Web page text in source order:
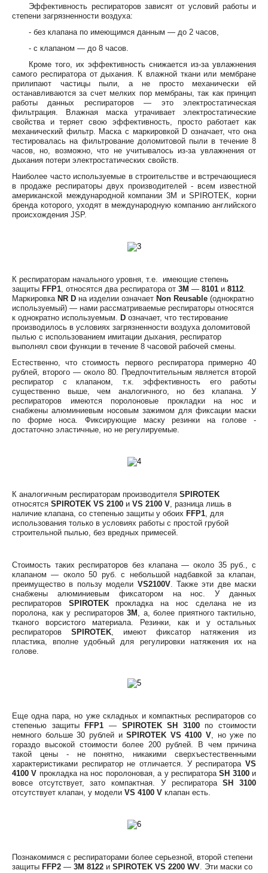
Эффективность респираторов зависят от условий работы и
степени загрязненности воздуха:
- без клапана по имеющимся данным — до 2 часов,
- с клапаном — до 8 часов.
Кроме того, их эффективность снижается из-за увлажнения
самого респиратора от дыхания. К влажной ткани или мембране
прилипают частицы пыли, а не просто механически ей
останавливаются за счет мелких пор мембраны, так как принцип
работы данных респираторов — это электростатическая
фильтрация. Влажная маска утрачивает электростатические
свойства и теряет свою эффективность, просто работает как
механический фильтр. Маска с маркировкой D означает, что она
тестировалась на фильтрование доломитовой пыли в течение 8
часов, но, возможно, что не учитывалось из-за увлажнения от
дыхания потери электростатических свойств.
Наиболее часто используемые в строительстве и встречающиеся
в продаже респираторы двух производителей - всем известной
американской международной компании 3М и SPIROTEK, корни
бренда которого, уходят в международную компанию английского
происхождения JSP.
К респираторам начального уровня, т.е. имеющие степень
защиты FFP1, относятся два респиратора от 3M — 8101 и 8112.
Маркировка NR D на изделии означает Non Reusable (однократно
используемый) — нами рассматриваемые респираторы относятся
к однократно используемым. D означает, что тестирование
производилось в условиях загрязненности воздуха доломитовой
пылью с использованием имитации дыхания, респиратор
выполнял свои функции в течение 8 часовой рабочей смены.
Естественно, что стоимость первого респиратора примерно 40
рублей, второго — около 80. Предпочтительным является второй
респиратор с клапаном, т.к. эффективность его работы
существенно выше, чем аналогичного, но без клапана. У
респираторов имеются поролоновые прокладки на нос и
снабжены алюминиевым носовым зажимом для фиксации маски
по форме носа. Фиксирующие маску резинки на голове -
достаточно эластичные, но не регулируемые.
К аналогичным респираторам производителя SPIROTEK
относятся SPIROTEK VS 2100 и VS 2100 V, разница лишь в
наличие клапана, со степенью защиты у обоих FFP1, для
использования только в условиях работы с простой грубой
строительной пылью, без вредных примесей.
Стоимость таких респираторов без клапана — около 35 руб., с
клапаном — около 50 руб. с небольшой надбавкой за клапан,
преимущество в пользу модели VS2100V. Также эти две маски
снабжены алюминиевым фиксатором на нос. У данных
респираторов SPIROTEKпрокладка на нос сделана не из
поролона, как у респираторов 3M , а, более приятного тактильно,
тканого ворсистого материала. Резинки, как и у остальных
респираторов SPIROTEK, имеют фиксатор натяжения из
пластика, вполне удобный для регулировки натяжения их на
голове.
Еще одна пара, но уже складных и компактных респираторов со
степенью защиты
FFP1 — SPIROTEK SH 3100по стоимости
немного больше 30 рублей иSPIROTEK VS 4100 V, но уже по
гораздо высокой стоимости более 200 рублей. В чем причина
такой цены - не понятно, никакими сверхъестественными
характеристиками респиратор не отличается. У респиратора VS
4100 V прокладка на нос поролоновая, а у респиратораSH 3100и
вовсе отсутствует, зато компактная. У респиратораSH 3100
отсутствует клапан, у модели VS 4100 V клапан есть.
Познакомимся с респираторами более серьезной, второй степени
защиты FFP2 — 3M 8122 и SPIROTEK VS 2200 WV. Эти маски со